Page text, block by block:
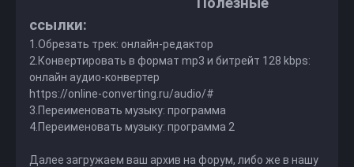
ссылки:
1.Обрезать трек: онлайн-редактор
2.Конвертировать в формат mp3 и битрейт 128 kbps:
онлайн аудио-конвертер
https://online-converting.ru/audio/#
3.Переименовать музыку: программа
4.Переименовать музыку: программа 2
Далее загружаем ваш архив на форум, либо же в нашу